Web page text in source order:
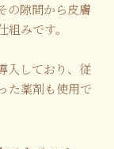
の隙間から皮膚
みです。
入しており、従
た薬剤も使用で